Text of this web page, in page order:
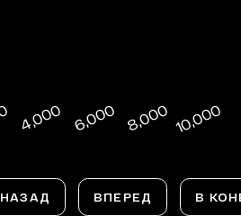
НАЗАД ВПЕРЕД В